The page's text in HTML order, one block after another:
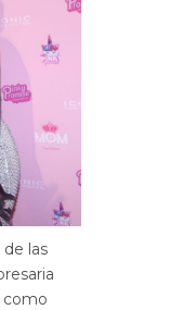
las
como